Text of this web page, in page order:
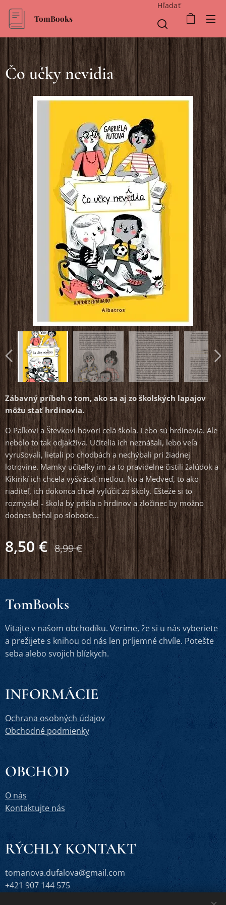
TomBooks
Hľadať
Čo učky nevidia
Zábavný príbeh o tom, ako sa aj zo školských lapajov
môžu stať hrdinovia.
O Paľkovi a Števkovi hovorí celá škola. Lebo sú hrdinovia. Ale
nebolo to tak odjakživa. Učitelia ich neznášali, lebo veľa
vyrušovali, lietali po chodbách a nechýbali pri žiadnej
lotrovine. Mamky učiteľky im za to pravidelne čistili žalúdok a
Kikirikí ich chcela vyšvácať metlou. No a Medveď, to ako
riaditeľ, ich dokonca chcel vylúčiť zo školy. Ešteže si to
rozmyslel - škola by prišla o hrdinov a zločinec by možno
dodnes behal po slobode...
8,50€ 8,99€
TomBooks
Vitajte v našom obchodíku. Veríme, že si u nás vyberiete
a prežijete s knihou od nás len príjemné chvíle. Potešte
seba alebo svojich blízkych.
INFORMÁCIE
Ochrana osobných údajov
Obchodné podmienky
OBCHOD
O nás
Kontaktujte nás
RÝCHLY KONTAKT
tomanova.dufalova@gmail.com
+421 907 144 575